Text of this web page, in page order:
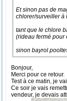
Et sinon pas de
chlorer/surveiller à
tant que le chlore
(rideau fermé pour
sinon bayrol
Bonjour,
Merci pour ce retour.
Test à ce matin, je
Ce soir je vais
vendeur, je devais